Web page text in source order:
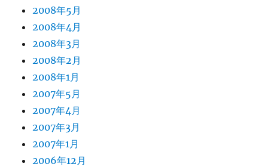
2008年5月
2008年4月
2008年3月
2008年2月
2008年1月
2007年5月
2007年4月
2007年3月
2007年1月
2006年12月